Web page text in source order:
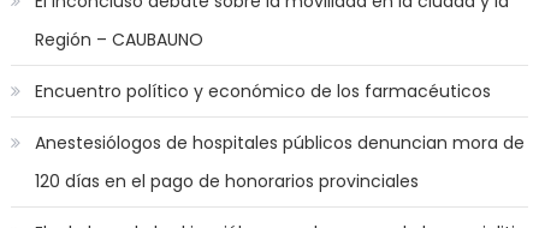
Región – CAUBAUNO
Encuentro político y económico de los farmacéuticos
Anestesiólogos de hospitales públicos denuncian mora de
120 días en el pago de honorarios provinciales